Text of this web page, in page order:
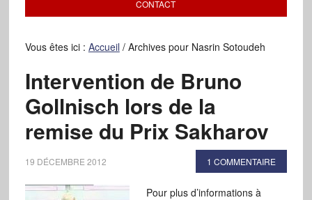
CONTACT
Vous êtes ici : Accueil /Archives pour Nasrin Sotoudeh
Intervention de Bruno
Gollnisch lors de la
remise du Prix Sakharov
19 DÉCEMBRE 2012 1 COMMENTAIRE
Pour plus d’informations à